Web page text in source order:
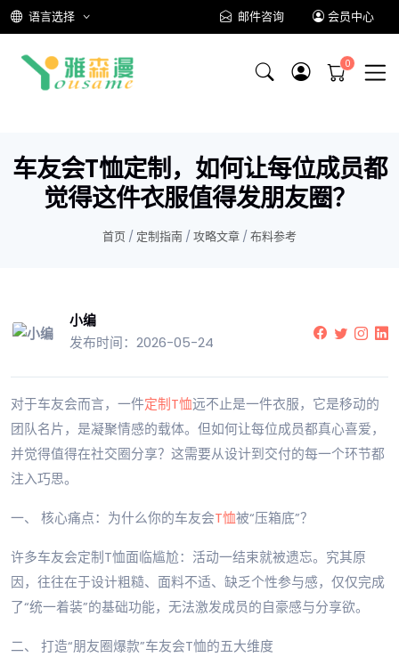
语言选择 邮件咨询 会员中心
车友会T恤定制，如何让每位成员都
觉得这件衣服值得发朋友圈？
首页 / 定制指南 / 攻略文章 / 布料参考
小编
发布时间：2026-05-24
对于车友会而言，一件定制T恤远不止是一件衣服，它是移动的
团队名片，是凝聚情感的载体。但如何让每位成员都真心喜爱，
并觉得值得在社交圈分享？这需要从设计到交付的每一个环节都
注入巧思。
一、 核心痛点：为什么你的车友会T恤被“压箱底”？
许多车友会定制T恤面临尴尬：活动一结束就被遗忘。究其原
因，往往在于设计粗糙、面料不适、缺乏个性参与感，仅仅完成
了“统一着装”的基础功能，无法激发成员的自豪感与分享欲。
二、 打造“朋友圈爆款”车友会T恤的五大维度